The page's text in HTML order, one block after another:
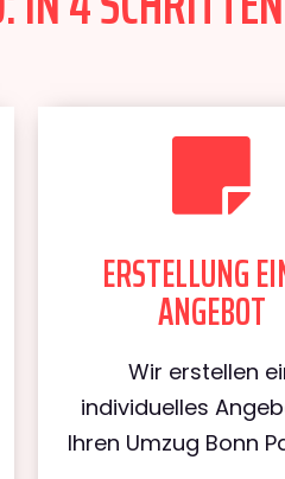
ERSTELLUNG
ANGEBOT
Wir erstellen
individuelles
Ihren Umzug Bonn